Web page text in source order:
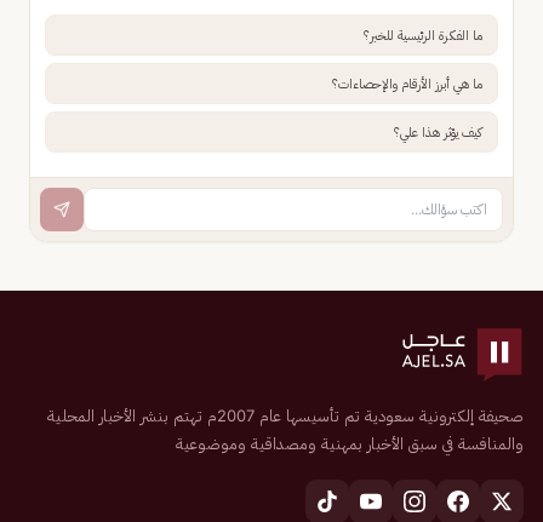
ما الفكرة الرئيسية للخبر؟
ما هي أبرز الأرقام والإحصاءات؟
كيف يؤثر هذا علي؟
صحيفة إلكترونية سعودية تم تأسيسها عام 2007م تهتم بنشر الأخبار المحلية
والمنافسة في سبق الأخبار بمهنية ومصداقية وموضوعية